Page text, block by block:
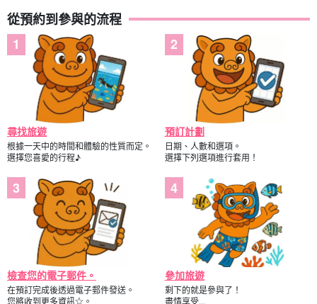
從預約到參與的流程
尋找旅遊
根據一天中的時間和體驗的性質而定。
選擇您喜愛的行程♪
預訂計劃
日期、人數和選項。
選擇下列選項進行套用！
檢查您的電子郵件。
在預訂完成後透過電子郵件發送。
您將收到更多資訊☆。
參加旅遊
剩下的就是參與了！
盡情享受...